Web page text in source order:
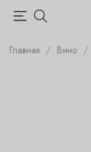
Главная Вино